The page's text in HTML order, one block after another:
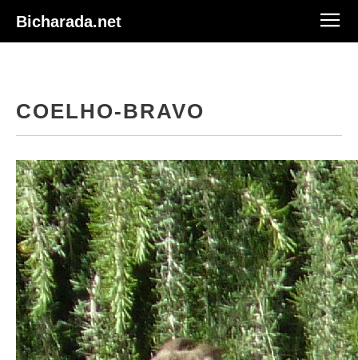
Bicharada.net
COELHO-BRAVO